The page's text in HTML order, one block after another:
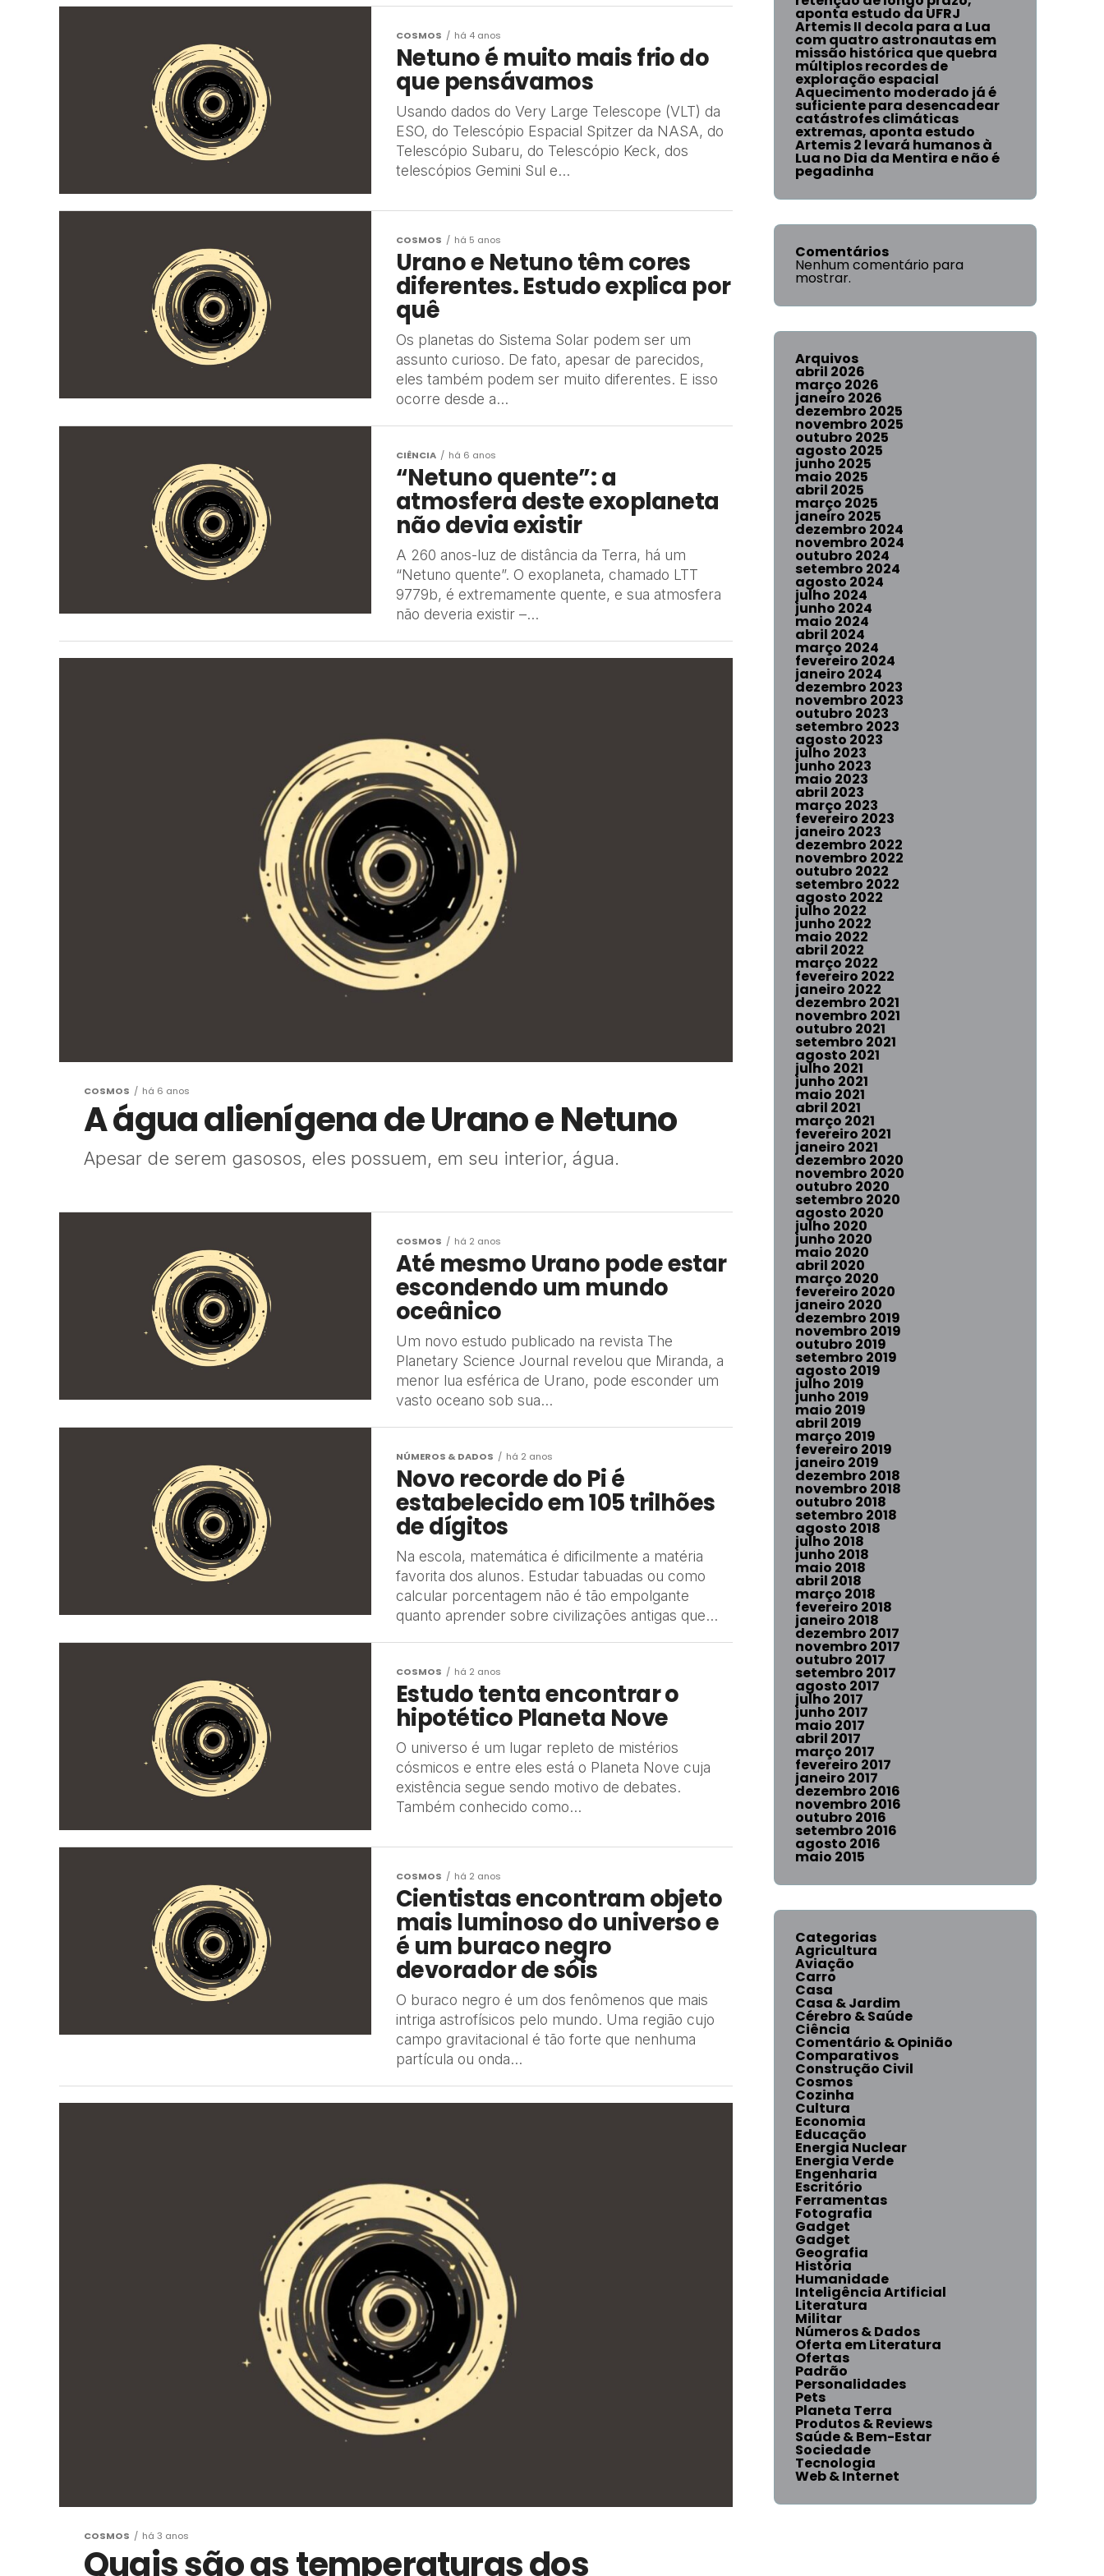
COSMOS há 4 anos
Netuno é muito mais frio do
que pensávamos
Usando dados do Very Large Telescope (VLT) da
ESO, do Telescópio Espacial Spitzer da NASA, do
Telescópio Subaru, do Telescópio Keck, dos
telescópios Gemini Sul e...
COSMOS há 5 anos
Urano e Netuno têm cores
diferentes. Estudo explica por
quê
Os planetas do Sistema Solar podem ser um
assunto curioso. De fato, apesar de parecidos,
eles também podem ser muito diferentes. E isso
ocorre desde a...
CIÊNCIA há 6 anos
“Netuno quente”: a
atmosfera deste exoplaneta
não devia existir
A 260 anos-luz de distância da Terra, há um
“Netuno quente”. O exoplaneta, chamado LTT
9779b, é extremamente quente, e sua atmosfera
não deveria existir –...
COSMOS há 6 anos
A água alienígena de Urano e Netuno
Apesar de serem gasosos, eles possuem, em seu interior, água.
COSMOS há 2 anos
Até mesmo Urano pode estar
escondendo um mundo
oceânico
Um novo estudo publicado na revista The
Planetary Science Journal revelou que Miranda, a
menor lua esférica de Urano, pode esconder um
vasto oceano sob sua...
NÚMEROS & DADOS há 2 anos
Novo recorde do Pi é
estabelecido em 105 trilhões
de dígitos
Na escola, matemática é dificilmente a matéria
favorita dos alunos. Estudar tabuadas ou como
calcular porcentagem não é tão empolgante
quanto aprender sobre civilizações antigas que...
COSMOS há 2 anos
Estudo tenta encontrar o
hipotético Planeta Nove
O universo é um lugar repleto de mistérios
cósmicos e entre eles está o Planeta Nove cuja
existência segue sendo motivo de debates.
Também conhecido como...
COSMOS há 2 anos
Cientistas encontram objeto
mais luminoso do universo e
é um buraco negro
devorador de sóis
O buraco negro é um dos fenômenos que mais
intriga astrofísicos pelo mundo. Uma região cujo
campo gravitacional é tão forte que nenhuma
partícula ou onda...
COSMOS há 3 anos
Quais são as temperaturas dos
aponta estudo da UFRJ
Artemis II decola para a Lua
com quatro astronautas em
missão histórica que quebra
múltiplos recordes de
exploração espacial
Aquecimento moderado já é
suficiente para desencadear
catástrofes climáticas
extremas, aponta estudo
Artemis 2 levará humanos à
Lua no Dia da Mentira e não é
pegadinha
Comentários
Nenhum comentário para
mostrar.
Arquivos
abril 2026
março 2026
janeiro 2026
dezembro 2025
novembro 2025
outubro 2025
agosto 2025
junho 2025
maio 2025
abril 2025
março 2025
janeiro 2025
dezembro 2024
novembro 2024
outubro 2024
setembro 2024
agosto 2024
julho 2024
junho 2024
maio 2024
abril 2024
março 2024
fevereiro 2024
janeiro 2024
dezembro 2023
novembro 2023
outubro 2023
setembro 2023
agosto 2023
julho 2023
junho 2023
maio 2023
abril 2023
março 2023
fevereiro 2023
janeiro 2023
dezembro 2022
novembro 2022
outubro 2022
setembro 2022
agosto 2022
julho 2022
junho 2022
maio 2022
abril 2022
março 2022
fevereiro 2022
janeiro 2022
dezembro 2021
novembro 2021
outubro 2021
setembro 2021
agosto 2021
julho 2021
junho 2021
maio 2021
abril 2021
março 2021
fevereiro 2021
janeiro 2021
dezembro 2020
novembro 2020
outubro 2020
setembro 2020
agosto 2020
julho 2020
junho 2020
maio 2020
abril 2020
março 2020
fevereiro 2020
janeiro 2020
dezembro 2019
novembro 2019
outubro 2019
setembro 2019
agosto 2019
julho 2019
junho 2019
maio 2019
abril 2019
março 2019
fevereiro 2019
janeiro 2019
dezembro 2018
novembro 2018
outubro 2018
setembro 2018
agosto 2018
julho 2018
junho 2018
maio 2018
abril 2018
março 2018
fevereiro 2018
janeiro 2018
dezembro 2017
novembro 2017
outubro 2017
setembro 2017
agosto 2017
julho 2017
junho 2017
maio 2017
abril 2017
março 2017
fevereiro 2017
janeiro 2017
dezembro 2016
novembro 2016
outubro 2016
setembro 2016
agosto 2016
maio 2015
Categorias
Agricultura
Aviação
Carro
Casa
Casa & Jardim
Cérebro & Saúde
Ciência
Comentário & Opinião
Comparativos
Construção Civil
Cosmos
Cozinha
Cultura
Economia
Educação
Energia Nuclear
Energia Verde
Engenharia
Escritório
Ferramentas
Fotografia
Gadget
Gadget
Geografia
História
Humanidade
Inteligência Artificial
Literatura
Militar
Números & Dados
Oferta em Literatura
Ofertas
Padrão
Personalidades
Pets
Planeta Terra
Produtos & Reviews
Saúde & Bem-Estar
Sociedade
Tecnologia
Web & Internet